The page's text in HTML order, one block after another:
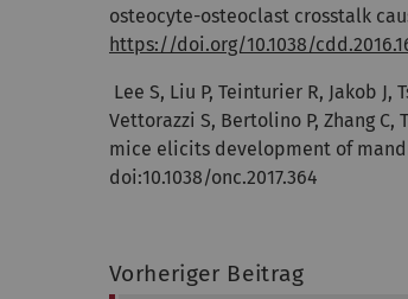
osteocyte-osteoclast crosstalk
https://doi.org/10.1038/
Lee S, Liu P, Teinturier R, Jakob
Vettorazzi S, Bertolino P, Zhang
mice elicits development of
doi:10.1038/onc.2017.364
Vorheriger Beitrag